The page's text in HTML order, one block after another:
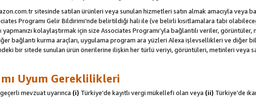
sitesinde satılan ürünleri veya sunulan hizmetleri satın almak amacıyla veya
Programı Gelir Bildirimi’nde belirtildiği hali ile (ve belirli kısıtlamalara tabi
yapmanızı kolaylaştırmak için size Associates Programı’yla bağlantılı veriler,
bağlantı kurma araçları, uygulama program ara yüzleri Alexa işlevsellikleri ve diğer
bir sitede sunulan ürün önerilerine ilişkin her türlü veriyi, görüntüleri, metinleri veya
Uyum Gereklilikleri
mevzuat uyarınca (i) Türkiye’de kayıtlı vergi mükellefi olan veya (ii) Türkiye’de